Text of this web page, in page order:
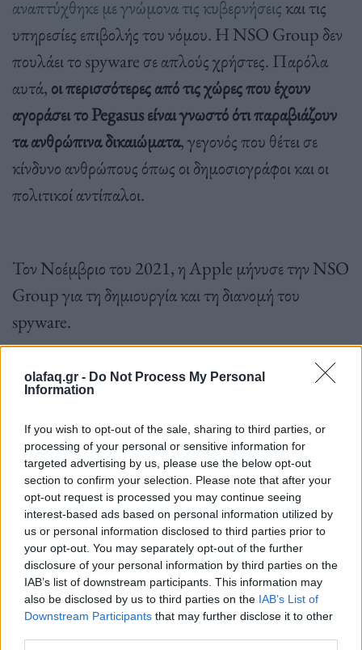
olafaq.gr - Do Not Process My Personal
Information
If you wish to opt-out of the sale, sharing to third parties, or
processing of your personal or sensitive information for
targeted advertising by us, please use the below opt-out
section to confirm your selection. Please note that after your
opt-out request is processed you may continue seeing
interest-based ads based on personal information utilized by
us or personal information disclosed to third parties prior to
your opt-out. You may separately opt-out of the further
disclosure of your personal information by third parties on the
IAB’s list of downstream participants. This information may
also be disclosed by us to third parties on the IAB’s List of
Downstream Participants that may further disclose it to other
αναπτύχθηκε με γνώμονα τις κυβερνήσειςκαι τις
υπηρεσίες επιβολής του νόμου. Η NSO Group δεν
πουλάει το spyware σε απλούς χρήστες. Παρόλα
αυτά, οι περισσότερες από τις χώρες που έχουν
αγοράσει το Pegasus είναι γνωστό ότι παραβιάζουν
τα ανθρώπινα δικαιώματα, γεγονός που θέτει σε
κίνδυνο ανθρώπους όπως οι δημοσιογράφοι και οι
πολιτικοί αντίπαλοι.
Τον Νοέμβριο του 2021, η Apple μήνυσε την NSO
Group για τη δημιουργία και τη διανομή του
spyware.
Πηγή: 9to5mac
Ακολουθήστε το OLAFAQ
στο Google News
Newsroom